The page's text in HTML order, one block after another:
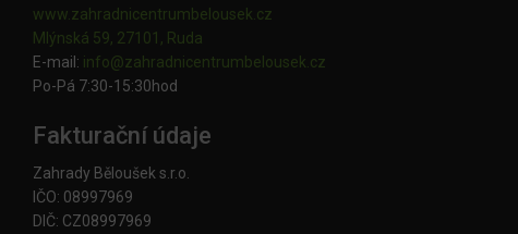
www.zahradnicentrumbelousek.cz
Mlýnská 59, 27101, Ruda
E-mail: info@zahradnicentrumbelousek. cz
Po-Pá 7:30-15:30hod
Fakturační údaje
Zahrady Běloušek s.r.o.
IČO: 08997969
DIČ: CZ08997969